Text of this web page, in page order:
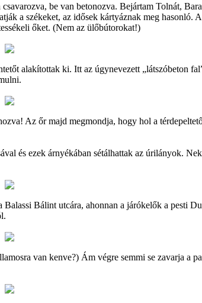
be van betonozva. Bejártam Tolnát,
a székeket, az idősek kártyáznak meg hasonló.
őket. (Nem az ülőbútorokat!)
alakítottak ki. Itt az úgynevezett „látszóbeton
Az őr majd megmondja, hogy hol a
és ezek árnyékában sétálhattak az úrilányok.
Bálint utcára, ahonnan a járókelők a pesti
van kenve?) Ám végre semmi se zavarja a